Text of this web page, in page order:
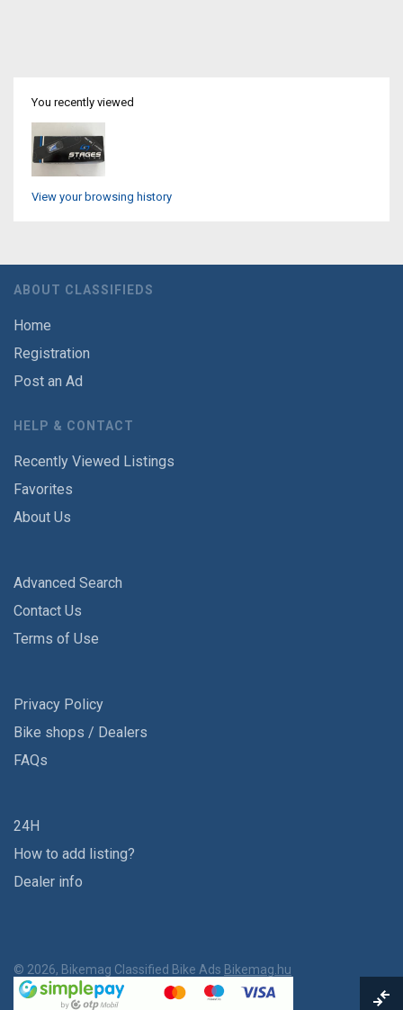
You recently viewed
View your browsing history
ABOUT CLASSIFIEDS
Home
Registration
Post an Ad
HELP & CONTACT
Recently Viewed Listings
Favorites
About Us
Advanced Search
Contact Us
Terms of Use
Privacy Policy
Bike shops / Dealers
FAQs
24H
How to add listing?
Dealer info
© 2026, Bikemag Classified Bike Ads Bikemag.hu